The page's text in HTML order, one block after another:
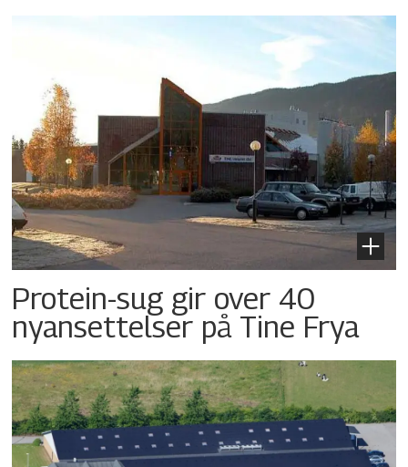
Protein-sug gir over 40
nyansettelser på Tine Frya